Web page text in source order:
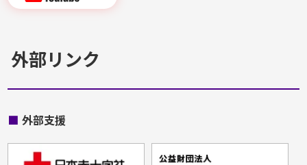
外部リンク
■ 外部支援